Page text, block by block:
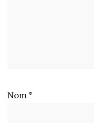
Nom *